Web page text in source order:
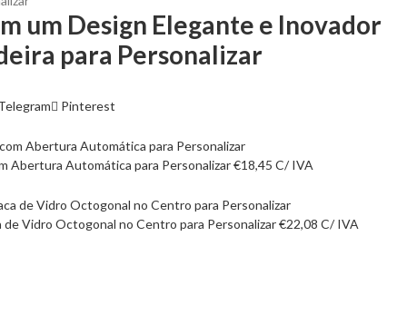
um Design Elegante e Inovador
para Personalizar
Pinterest
Abertura Automática para Personalizar€18,45 C/ IVA
de Vidro Octogonal no Centro para Personalizar€22,08 C/ IVA